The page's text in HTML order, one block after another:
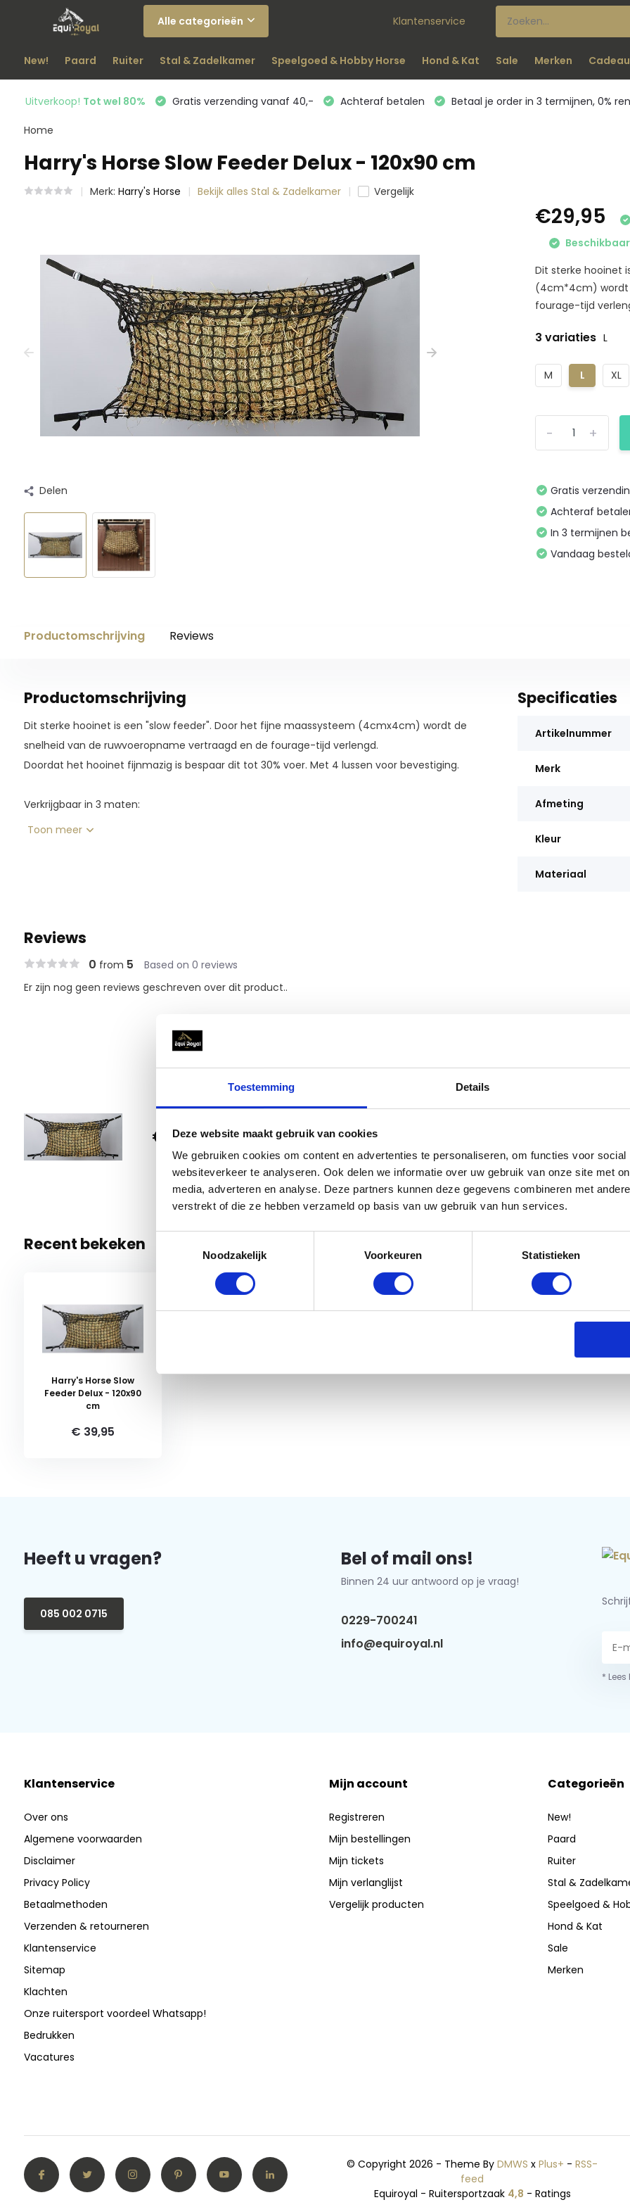
Toestemming Details
Deze website maakt gebruik van cookies
We gebruiken cookies om content en advertenties te personaliseren, om functies voor
websiteverkeer te analyseren. Ook delen we informatie over uw gebruik van onze site met
media, adverteren en analyse. Deze partners kunnen deze gegevens combineren met
verstrekt of die ze hebben verzameld op basis van uw gebruik van hun services.
Noodzakelijk
Voorkeuren Statistieken
Alle categorieën Klantenservice
New! Paard Ruiter Stal & Zadelkamer Speelgoed & Hobby Horse Hond & Kat Sale Merken
Uitverkoop! Tot wel 80% Gratis verzending vanaf 40,- Achteraf betalen Betaal je order in 3 termijnen, 0%
Home
Harry's Horse Slow Feeder Delux - 120x90 cm
Merk: Harry's Horse Bekijk alles Stal & Zadelkamer Vergelijk
Delen
€29,95
Dit sterke hooinet
(4cm*4cm) wordt
fourage-tijd
3 variaties L
M L XL
+
-
Gratis
Achteraf
In 3 termijnen
Vandaag
Productomschrijving Reviews
Productomschrijving
Dit sterke hooinet is een "slow feeder". Door het fijne maassysteem (4cmx4cm) wordt de
snelheid van de ruwvoeropname vertraagd en de fourage-tijd verlengd.
Doordat het hooinet fijnmazig is bespaar dit tot 30% voer. Met 4 lussen voor bevestiging.
Verkrijgbaar in 3 maten:
M: 90cmx60cm
Toon meer
Specificaties
Artikelnummer
Merk
Afmeting
Kleur
Materiaal
Reviews
0 from 5
Based on 0 reviews
Er zijn nog geen reviews geschreven over dit product..
€ 29,95
Harry's Horse Slow Feeder Delux - 120x90
L
1 Op voorraad: voor 17:00 besteld = morgen in huis
Recent bekeken
Harry's Horse Slow
Feeder Delux - 120x90
cm
€ 39,95
Heeft u vragen?
085 002 0715
Bel of mail ons!
Binnen 24 uur antwoord op je vraag!
0229-700241
info@equiroyal.nl
*
Klantenservice
Over ons
Algemene voorwaarden
Disclaimer
Privacy Policy
Betaalmethoden
Verzenden & retourneren
Klantenservice
Sitemap
Klachten
Onze ruitersport voordeel Whatsapp!
Bedrukken
Vacatures
Mijn account
Registreren
Mijn bestellingen
Mijn tickets
Mijn verlanglijst
Vergelijk producten
Categorieën
New!
Paard
Ruiter
Stal &
Speelgoed &
Hond & Kat
Sale
Merken
© Copyright 2026 - Theme ByDMWS xPlus+ -RSS-
feed
Equiroyal - Ruitersportzaak 4,8 - Ratings